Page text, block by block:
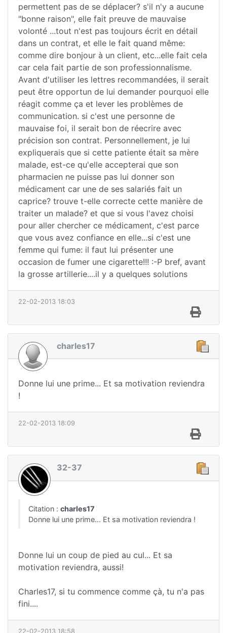
permettent pas de se déplacer? s'il n'y a aucune
"bonne raison", elle fait preuve de mauvaise
volonté ...tout n'est pas toujours écrit en détail
dans un contrat, et elle le fait quand même:
comme dire bonjour à un client, etc...elle fait cela
car cela fait partie de son professionnalisme.
Avant d'utiliser les lettres recommandées, il serait
peut être opportun de lui demander pourquoi elle
réagit comme ça et lever les problèmes de
communication. si c'est une personne de
mauvaise foi, il serait bon de réecrire avec
précision son contrat. Personnellement, je lui
expliquerais que si cette patiente était sa mère
malade, est-ce qu'elle accepterai que son
pharmacien ne puisse pas lui donner son
médicament car une de ses salariés fait un
caprice? trouve t-elle correcte cette manière de
traiter un malade? et que si vous l'avez choisi
pour aller chercher ce médicament, c'est parce
que vous avez confiance en elle...si c'est une
femme qui fume: il faut lui présenter une
occasion de fumer une cigarette!!! :-P bref, avant
la grosse artillerie....il y a quelques solutions
22-02-2013 18:03
charles17
Donne lui une prime... Et sa motivation reviendra
!
22-02-2013 18:09
32-37
Citation : charles17
Donne lui une prime... Et sa motivation reviendra !
Donne lui un coup de pied au cul... Et sa
motivation reviendra, aussi!
Charles17, si tu commence comme çà, tu n'a pas
fini....
22-02-2013 18:58